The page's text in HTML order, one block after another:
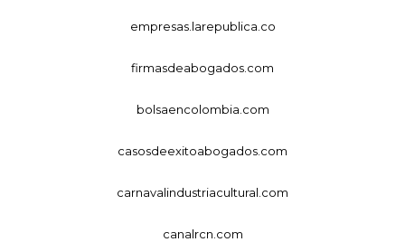
empresas.larepublica.co
firmasdeabogados.com
bolsaencolombia.com
casosdeexitoabogados.com
carnavalindustriacultural.com
canalrcn.com